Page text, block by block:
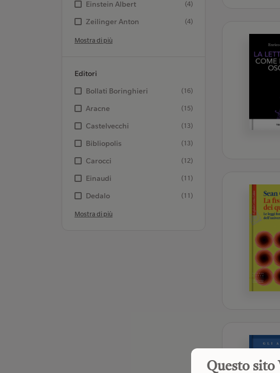
Einstein Albert (4)
Zeilinger Anton (4)
Mostra di più
Editori
Bollati Boringhieri
(16)
Aracne (15)
Castelvecchi (13)
Bibliopolis (13)
Carocci (12)
Einaudi (11)
Dedalo (11)
Mostra di più
Questo sito